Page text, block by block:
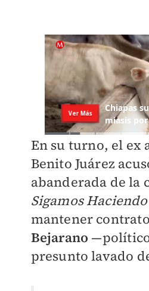
En su turno, el ex
Benito Juárez
abanderada de la
Sigamos
mantener
Bejarano
presunto lavado